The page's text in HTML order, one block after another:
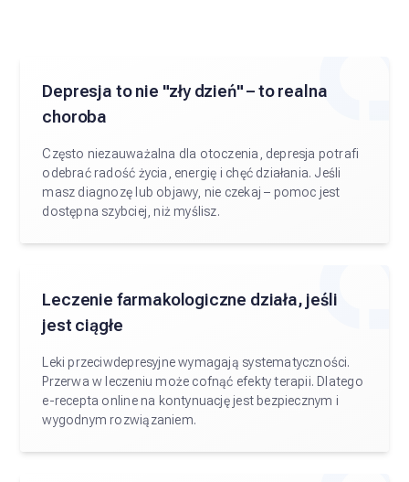
Depresja to nie "zły dzień" – to realna
choroba
Często niezauważalna dla otoczenia, depresja potrafi
odebrać radość życia, energię i chęć działania. Jeśli
masz diagnozę lub objawy, nie czekaj – pomoc jest
dostępna szybciej, niż myślisz.
Leczenie farmakologiczne działa, jeśli
jest ciągłe
Leki przeciwdepresyjne wymagają systematyczności.
Przerwa w leczeniu może cofnąć efekty terapii. Dlatego
e-recepta online na kontynuację jest bezpiecznym i
wygodnym rozwiązaniem.